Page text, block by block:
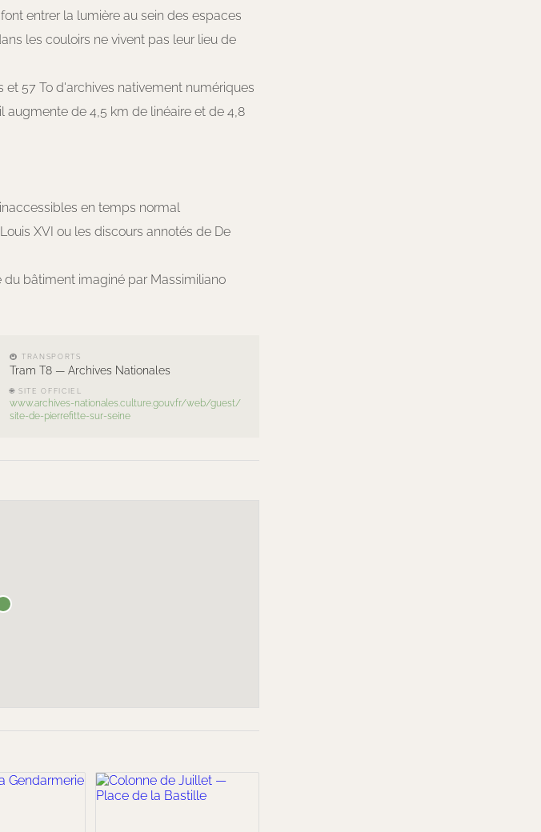
entrer la lumière au sein des espaces
les couloirs ne vivent pas leur lieu de
57 To d'archives nativement numériques
augmente de 4,5 km de linéaire et de 4,8
en temps normal
XVI ou les discours annotés de De
bâtiment imaginé par Massimiliano
🚇 TRANSPORTS
Tram T8 — Archives Nationales
🌐 SITE OFFICIEL
www.archives-nationales.culture.gouv.fr/web/guest/
site-de-pierrefitte-sur-seine